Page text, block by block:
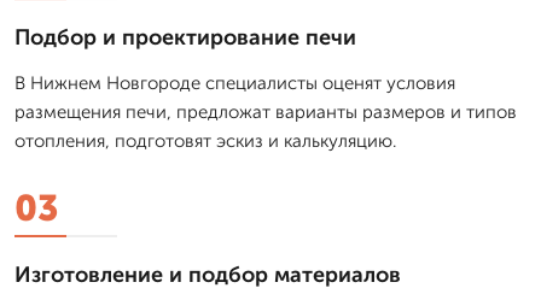
Подбор и проектирование печи
В Нижнем Новгороде специалисты оценят условия
размещения печи, предложат варианты размеров и типов
отопления, подготовят эскиз и калькуляцию.
03
Изготовление и подбор материалов